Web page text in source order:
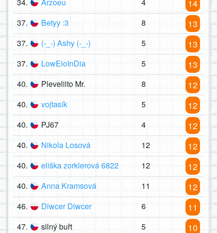
34. Arzoeu 4 14
37. Betyy :3 8 13
37. (-_-) Ashy (-_-) 5 13
37. LowEloInDia 5 13
40. Pleveliito Mr. 8 12
40. vojtasík 5 12
40. PJ67 4 12
40. Nikola Losová 12 12
40. eliška zorklerová 6822 12 12
40. Anna Kramsová 11 12
46. Diwcer Diwcer 6 11
47. silný buřt 5 10